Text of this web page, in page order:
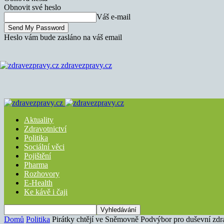
Obnovit své heslo
Váš e-mail
Heslo vám bude zasláno na váš email
zdravezpravy.cz
Aktuality
Zdravotnictví
Politika
Sociální věci
Pojištění
Pharma
Rozhovory
E-Health
Ke kávě i čaji
Domů Politika Pirátky chtějí ve Sněmovně Podvýbor pro duševní